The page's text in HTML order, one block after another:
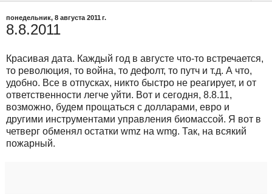
понедельник, 8 августа 2011 г.
8.8.2011
Красивая дата. Каждый год в августе что-то встречается,
то революция, то война, то дефолт, то путч и т.д. А что,
удобно. Все в отпусках, никто быстро не реагирует, и от
ответственности легче уйти. Вот и сегодня, 8.8.11,
возможно, будем прощаться с долларами, евро и
другими инструментами управления биомассой. Я вот в
четверг обменял остатки wmz на wmg. Так, на всякий
пожарный.